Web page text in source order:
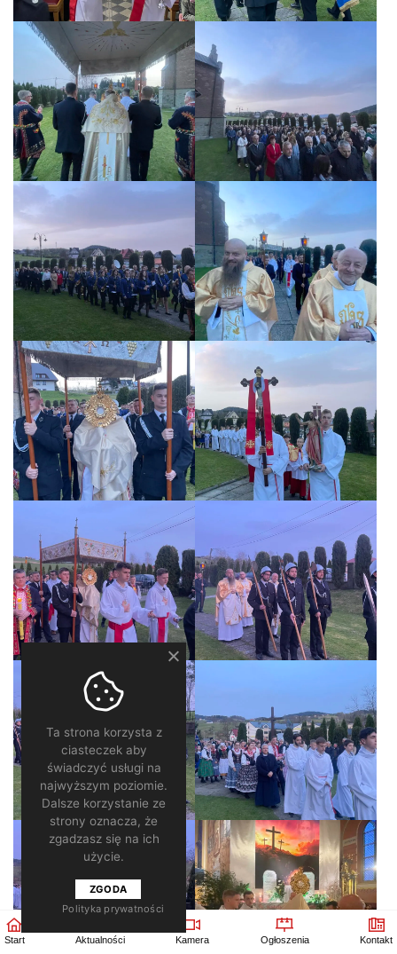
Start Aktualności Kamera Ogłoszenia Kontakt
Ta strona korzysta z
ciasteczek aby
świadczyć usługi na
najwyższym poziomie.
Dalsze korzystanie ze
strony oznacza, że
zgadzasz się na ich
użycie.
ZGODA
Polityka prywatności